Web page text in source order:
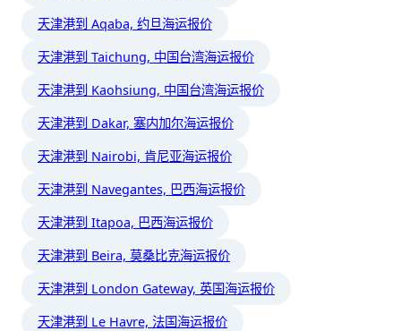
天津港到 Aqaba, 约旦海运报价
天津港到 Taichung, 中国台湾海运报价
天津港到 Kaohsiung, 中国台湾海运报价
天津港到 Dakar, 塞内加尔海运报价
天津港到 Nairobi, 肯尼亚海运报价
天津港到 Navegantes, 巴西海运报价
天津港到 Itapoa, 巴西海运报价
天津港到 Beira, 莫桑比克海运报价
天津港到 London Gateway, 英国海运报价
天津港到 Le Havre, 法国海运报价